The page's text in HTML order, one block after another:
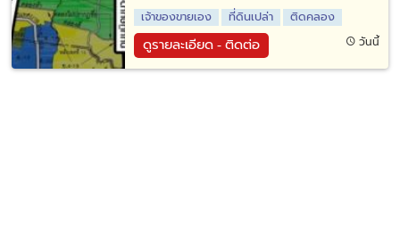
เจ้าของขายเอง ที่ดินเปล่า ติดคลอง
ดูรายละเอียด - ติดต่อ วันนี้